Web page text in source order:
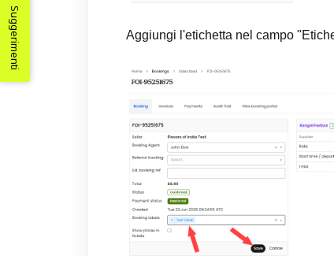
Aggiungi l'etichetta nel campo
Suggerimenti